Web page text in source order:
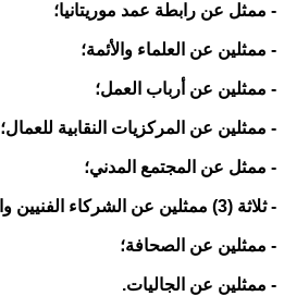
- ممثل عن رابطة عمد موريتانيا؛
- ممثلين عن العلماء والأئمة؛
- ممثلين عن أرباب العمل؛
- ممثلين عن المركزيات النقابية للعمال؛
- ممثل عن المجتمع المدني؛
- ثلاثة (3) ممثلين عن الشركاء الفنيين والماليين؛
- ممثلين عن الصحافة؛
- ممثلين عن الجاليات.